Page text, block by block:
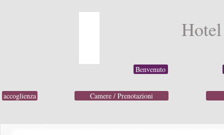
accoglienza Camere / Prenotazioni
Benvenuto